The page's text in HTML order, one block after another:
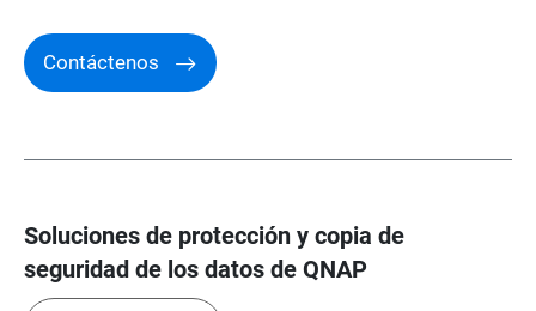
Contáctenos
Soluciones de protección y copia de
seguridad de los datos de QNAP